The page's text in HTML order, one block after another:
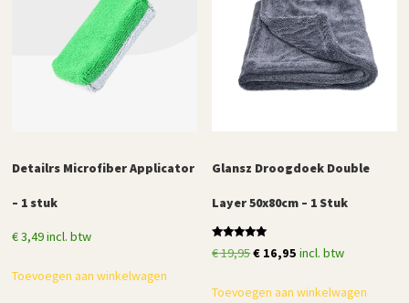
Detailrs Microfiber Applicator
– 1 stuk
€3,49incl. btw
Toevoegen aan winkelwagen
Glansz Droogdoek Double
Layer 50x80cm – 1 Stuk
Gewaardeerd
5.00
€19,95Oorspronkelijke
was:
€ 16,95 Huidige
is:
incl. btw
Toevoegen aan winkelwagen